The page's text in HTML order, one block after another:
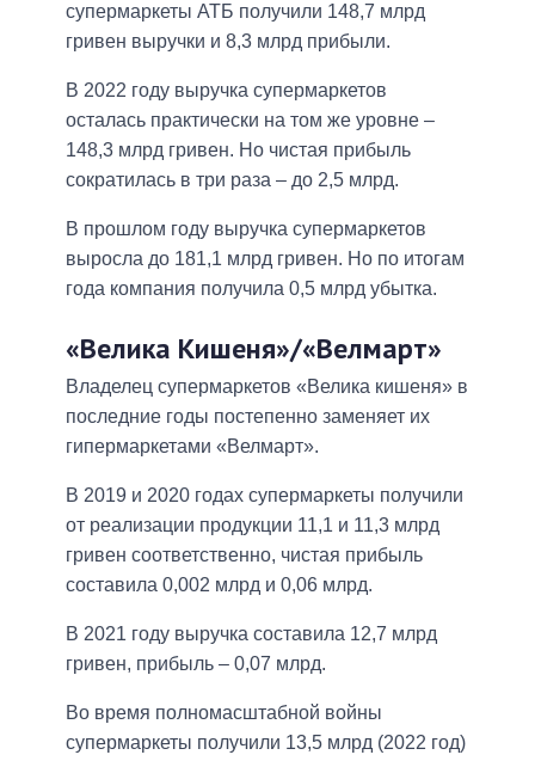
супермаркеты АТБ получили 148,7 млрд
гривен выручки и 8,3 млрд прибыли.
В 2022 году выручка супермаркетов
осталась практически на том же уровне –
148,3 млрд гривен. Но чистая прибыль
сократилась в три раза – до 2,5 млрд.
В прошлом году выручка супермаркетов
выросла до 181,1 млрд гривен. Но по итогам
года компания получила 0,5 млрд убытка.
«Велика Кишеня»/«Велмарт»
Владелец супермаркетов «Велика кишеня» в
последние годы постепенно заменяет их
гипермаркетами «Велмарт».
В 2019 и 2020 годах супермаркеты получили
от реализации продукции 11,1 и 11,3 млрд
гривен соответственно, чистая прибыль
составила 0,002 млрд и 0,06 млрд.
В 2021 году выручка составила 12,7 млрд
гривен, прибыль – 0,07 млрд.
Во время полномасштабной войны
супермаркеты получили 13,5 млрд (2022 год)